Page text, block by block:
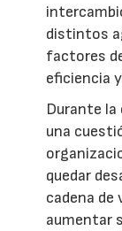
distintos
factores
eficiencia
Durante
una
quedar
cadena de
aumentar